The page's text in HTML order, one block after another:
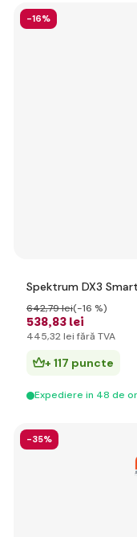
-16%
Spektrum DX3 Smart
538,83 lei
642,79 lei(-16 %)
445,32 lei fără TVA
+ 117 puncte
Expediere in 48 de
-35%